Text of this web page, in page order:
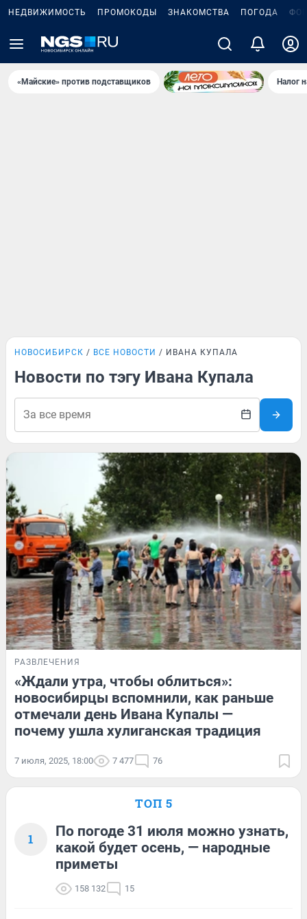
НЕДВИЖИМОСТЬ ПРОМОКОДЫ ЗНАКОМСТВА ПОГОДА
«Майские» против подставщиков Налог
НОВОСИБИРСК ВСЕ НОВОСТИ ИВАНА КУПАЛА
Новости по тэгу Ивана Купала
РАЗВЛЕЧЕНИЯ
«Ждали утра, чтобы облиться»:
новосибирцы вспомнили, как раньше
отмечали день Ивана Купалы —
почему ушла хулиганская традиция
7 июля, 2025, 18:00 7 477 76
ТОП 5
1
По погоде 31 июля можно узнать,
какой будет осень, — народные
приметы
158 132 15